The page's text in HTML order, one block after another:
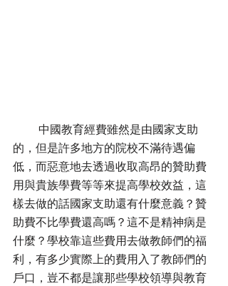
中國教育經費雖然是由國家支助
的，但是許多地方的院校不滿待遇偏
低，而惡意地去透過收取高昂的贊助費
用與貴族學費等等來提高學校效益，這
樣去做的話國家支助還有什麼意義？贊
助費不比學費還高嗎？這不是精神病是
什麼？學校靠這些費用去做教師們的福
利，有多少實際上的費用入了教師們的
戶口，豈不都是讓那些學校領導與教育